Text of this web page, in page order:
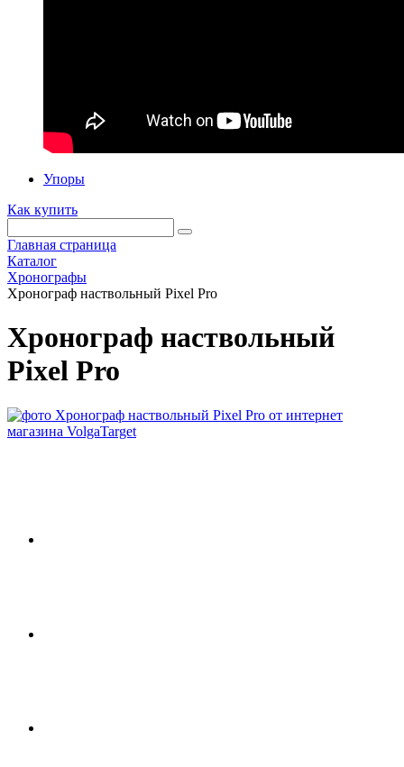
Упоры
Как купить
Главная страница
Каталог
Хронографы
Хронограф наствольный Pixel Pro
Хронограф наствольный
Pixel Pro